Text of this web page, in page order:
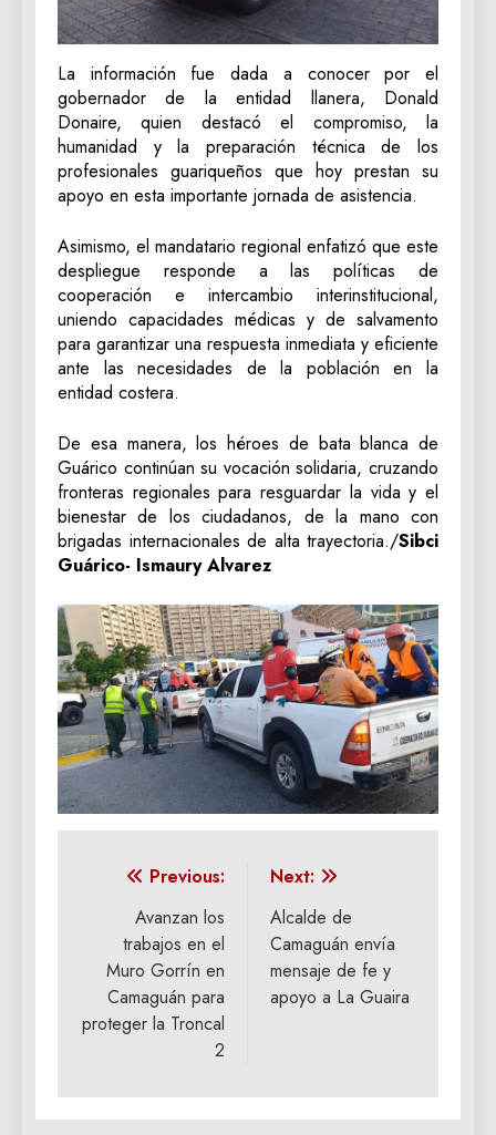
La información fue dada a conocer por el
gobernador de la entidad llanera, Donald
Donaire, quien destacó el compromiso, la
humanidad y la preparación técnica de los
profesionales guariqueños que hoy prestan su
apoyo en esta importante jornada de asistencia.
Asimismo, el mandatario regional enfatizó que este
despliegue responde a las políticas de
cooperación e intercambio interinstitucional,
uniendo capacidades médicas y de salvamento
para garantizar una respuesta inmediata y eficiente
ante las necesidades de la población en la
entidad costera.
De esa manera, los héroes de bata blanca de
Guárico continúan su vocación solidaria, cruzando
fronteras regionales para resguardar la vida y el
bienestar de los ciudadanos, de la mano con
brigadas internacionales de alta trayectoria./Sibci
Guárico- Ismaury Alvarez
Navegación
entradas
Previous:
Avanzan los
trabajos en el
Muro Gorrín en
Camaguán para
proteger la Troncal
2
Next:
Alcalde de
Camaguán envía
mensaje de fe y
apoyo a La Guaira